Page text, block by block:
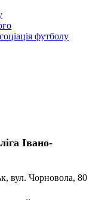
Івано-
вул. Чорновола, 80